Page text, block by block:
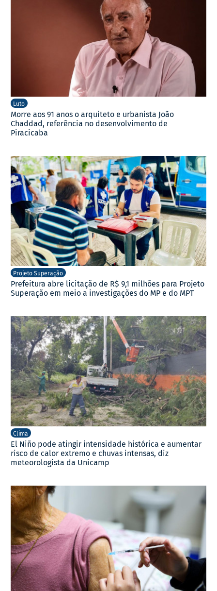
Luto
Morre aos 91 anos o arquiteto e urbanista João
Chaddad, referência no desenvolvimento de
Piracicaba
Projeto Superação
Prefeitura abre licitação de R$ 9,1 milhões para Projeto
Superação em meio a investigações do MP e do MPT
Clima
El Niño pode atingir intensidade histórica e aumentar
risco de calor extremo e chuvas intensas, diz
meteorologista da Unicamp